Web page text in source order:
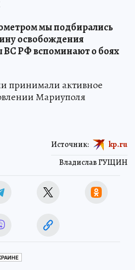
мы подбирались
освобождения
РФ вспоминают о боях
принимали активное
Мариуполя
Владислав ГУЩИН
Источник: kp.ru